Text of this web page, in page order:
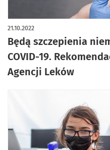
Będą szczepienia
COVID-19.
Agencji Leków
21.10.2022